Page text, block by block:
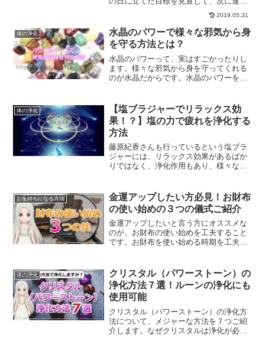
日です。2016年4月の満月のテーマと、4
月の満月にお財布作りをしていく事で、
金運アップに繋がる方法をご紹介してい
きます。
2019.05.31
体の浄化
水晶のパワーで様々な邪気から身
を守る方法とは？
水晶のパワーって、実はすごかったりし
ます。様々な邪気から身を守ってくれる
のが水晶だからです。水晶のパワーを味
果、水晶の浄化方法についてご紹介しま
す。
体の浄化
【塩ブラジャーでリラックス効
果！？】塩の力で疲れを浄化する
方法
藤原紀香さんも行っているという塩ブラ
ジャーには、リラックス効果があるばか
りではなく、浄化作用もあり、様々な効
どをご紹介します。
お金持ちになる方法
金運アップしたい方必見！お財布
の使い始めの３つの儀式ご紹介
金運アップしたいと言う方にオススメな
のが、お財布の使い始めを工夫すること
です。お財布を使い始める時期を工夫し
の使い始めの３つの儀式とは？
体の浄化
クリスタル（パワーストーン）の
浄化方法７選！ルーンの浄化にも
使用可能
クリスタル（パワーストーン）の浄化方
法について、メジャーな方法を７つご紹
介します。なぜクリスタルは浄化が必要